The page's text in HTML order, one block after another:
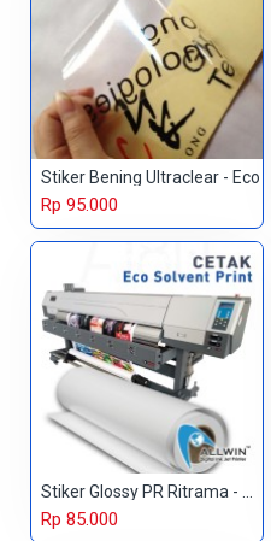
Stiker Bening Ultraclear - Eco
Rp 95.000
Rp 85.000